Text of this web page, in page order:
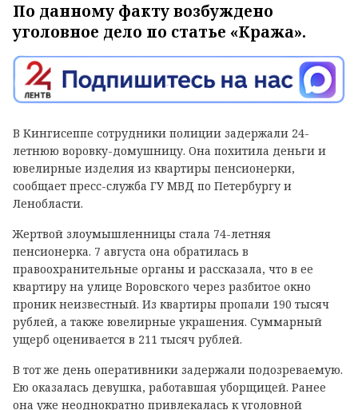
По данному факту возбуждено
уголовное дело по статье «Кража».
В Кингисеппе сотрудники полиции задержали 24-
летнюю воровку-домушницу. Она похитила деньги и
ювелирные изделия из квартиры пенсионерки,
сообщает пресс-служба ГУ МВД по Петербургу и
Ленобласти.
Жертвой злоумышленницы стала 74-летняя
пенсионерка. 7 августа она обратилась в
правоохранительные органы и рассказала, что в ее
квартиру на улице Воровского через разбитое окно
проник неизвестный. Из квартиры пропали 190 тысяч
рублей, а также ювелирные украшения. Суммарный
ущерб оценивается в 211 тысяч рублей.
В тот же день оперативники задержали подозреваемую.
Ею оказалась девушка, работавшая уборщицей. Ранее
она уже неоднократно привлекалась к уголовной